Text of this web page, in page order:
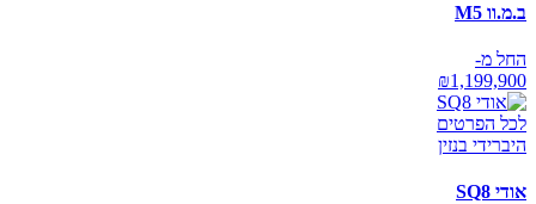
ב.מ.וו M5
החל מ-
₪1,199,900
לכל הפרטים
היברידי בנזין
אודי SQ8